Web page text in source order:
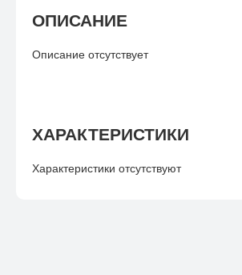
ОПИСАНИЕ
Описание отсутствует
ХАРАКТЕРИСТИКИ
Характеристики отсутствуют